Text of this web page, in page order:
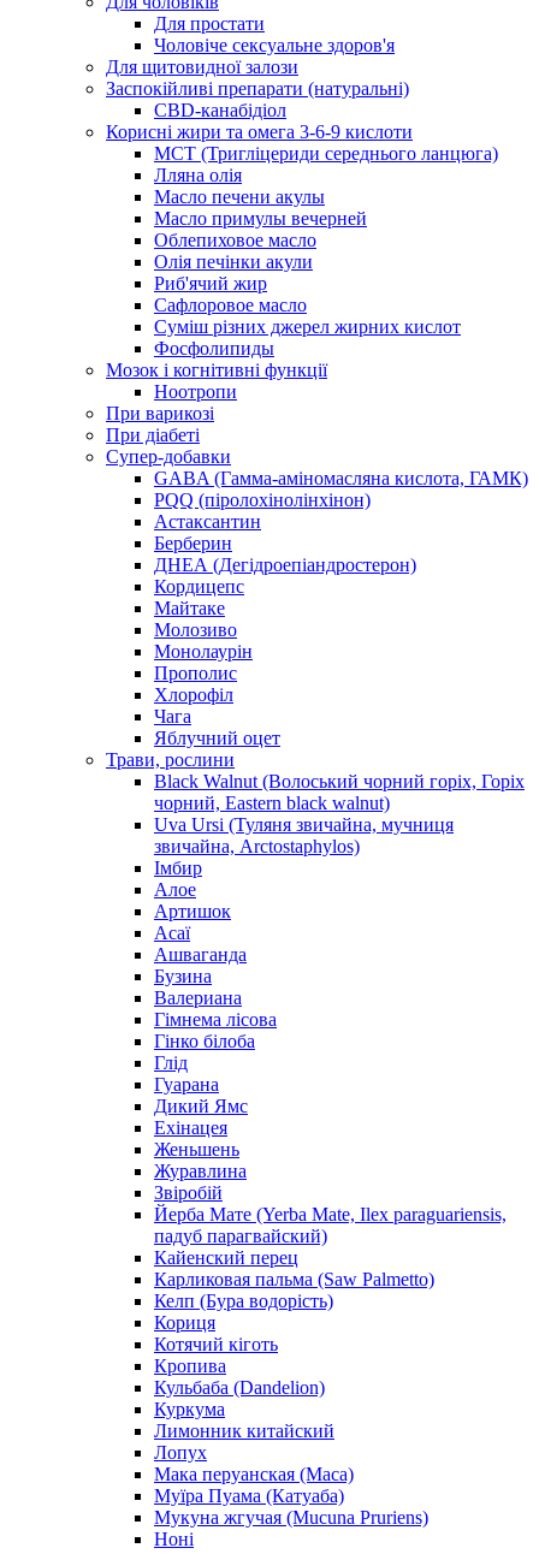
Для простати
Чоловіче сексуальне здоров'я
Для щитовидної залози
Заспокійливі препарати (натуральні)
CBD-канабідіол
Корисні жири та омега 3-6-9 кислоти
MCT (Тригліцериди середнього ланцюга)
Лляна олія
Масло печени акулы
Масло примулы вечерней
Облепиховое масло
Олія печінки акули
Риб'ячий жир
Сафлоровое масло
Суміш різних джерел жирних кислот
Фосфолипиды
Мозок і когнітивні функції
Ноотропи
При варикозі
При діабеті
Супер-добавки
GABA (Гамма-аміномасляна кислота, ГАМК)
PQQ (піролохінолінхінон)
Астаксантин
Берберин
ДНЕА (Дегідроепіандростерон)
Кордицепс
Майтаке
Молозиво
Монолаурін
Прополис
Хлорофіл
Чага
Яблучний оцет
Трави, рослини
Black Walnut (Волоський чорний горіх, Горіх
чорний, Eastern black walnut)
Uva Ursi (Туляня звичайна, мучниця
звичайна, Arctostaphylos)
Імбир
Алое
Артишок
Асаї
Ашваганда
Бузина
Валериана
Гімнема лісова
Гінко білоба
Глід
Гуарана
Дикий Ямс
Ехінацея
Женьшень
Журавлина
Звіробій
Йерба Мате (Yerba Mate, Ilex paraguariensis,
падуб парагвайский)
Кайенский перец
Карликовая пальма (Saw Palmetto)
Келп (Бура водорість)
Кориця
Котячий кіготь
Кропива
Кульбаба (Dandelion)
Куркума
Лимонник китайский
Лопух
Мака перуанская (Maca)
Муїра Пуама (Катуаба)
Мукуна жгучая (Mucuna Pruriens)
Ноні